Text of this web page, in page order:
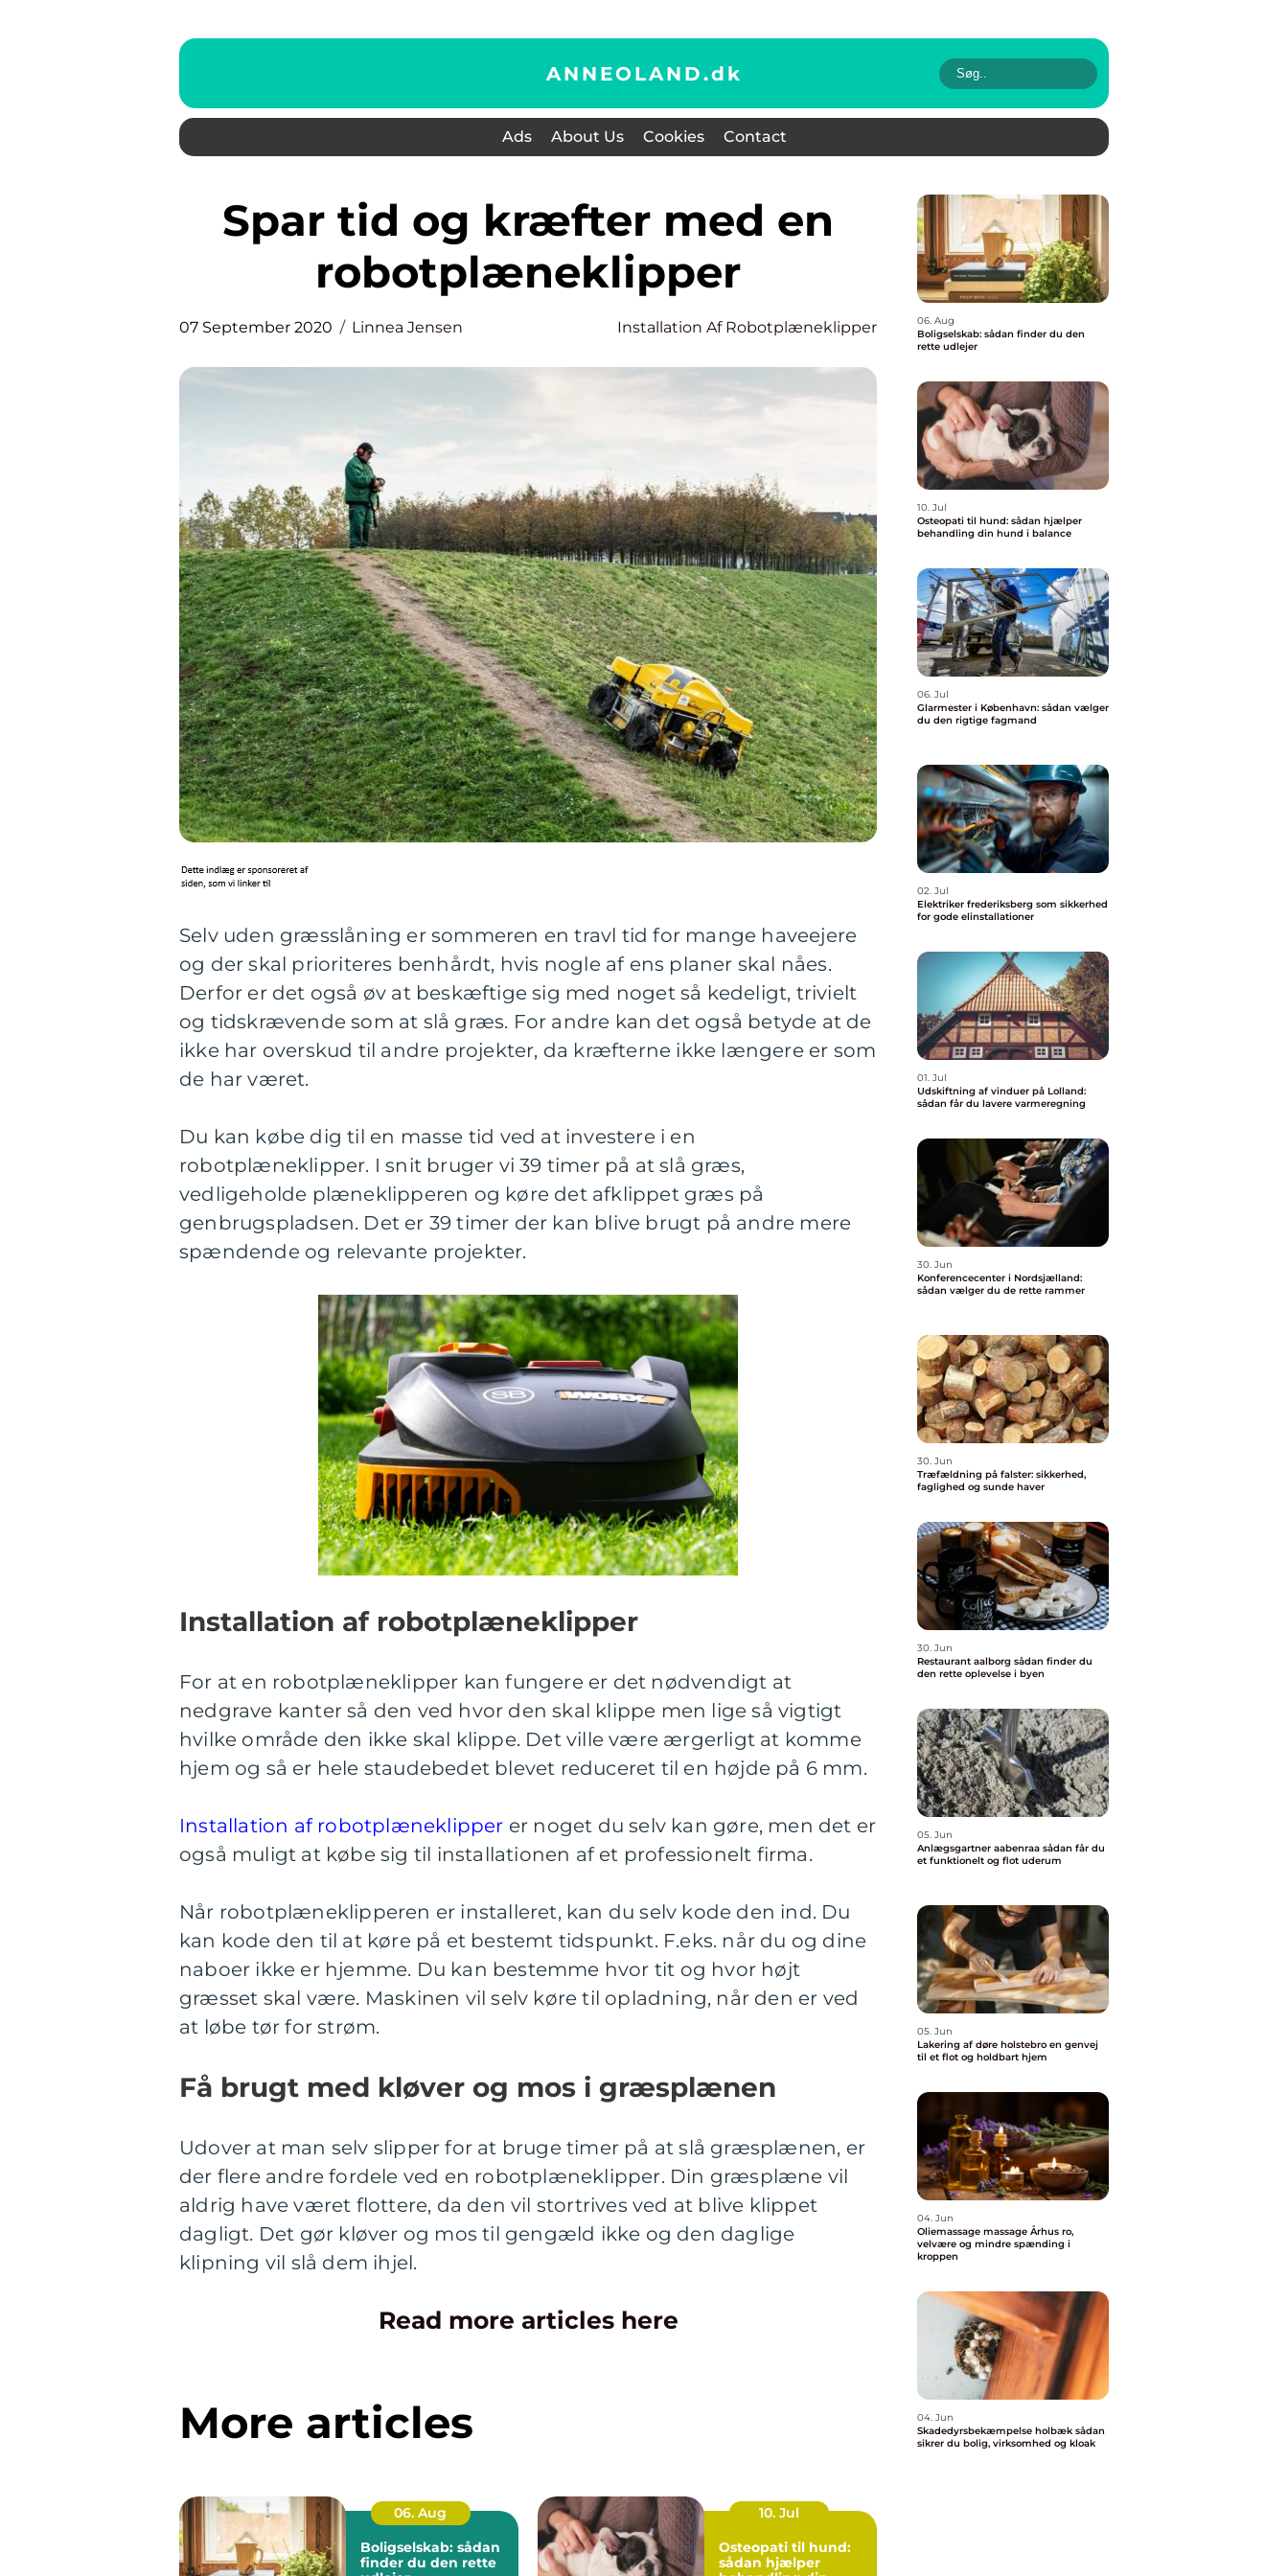
ANNEOLAND.dk
Ads About Us Cookies Contact
Spar tid og kræfter med en
robotplæneklipper
07 September 2020 Linnea Jensen Installation Af Robotplæneklipper
Selv uden græsslåning er sommeren en travl tid for mange haveejere
og der skal prioriteres benhårdt, hvis nogle af ens planer skal nåes.
Derfor er det også øv at beskæftige sig med noget så kedeligt, trivielt
og tidskrævende som at slå græs. For andre kan det også betyde at de
ikke har overskud til andre projekter, da kræfterne ikke længere er som
de har været.
Du kan købe dig til en masse tid ved at investere i en
robotplæneklipper. I snit bruger vi 39 timer på at slå græs,
vedligeholde plæneklipperen og køre det afklippet græs på
genbrugspladsen. Det er 39 timer der kan blive brugt på andre mere
spændende og relevante projekter.
Installation af robotplæneklipper
For at en robotplæneklipper kan fungere er det nødvendigt at
nedgrave kanter så den ved hvor den skal klippe men lige så vigtigt
hvilke område den ikke skal klippe. Det ville være ærgerligt at komme
hjem og så er hele staudebedet blevet reduceret til en højde på 6 mm.
Installation af robotplæneklipper er noget du selv kan gøre, men det er
også muligt at købe sig til installationen af et professionelt firma.
Når robotplæneklipperen er installeret, kan du selv kode den ind. Du
kan kode den til at køre på et bestemt tidspunkt. F.eks. når du og dine
naboer ikke er hjemme. Du kan bestemme hvor tit og hvor højt
græsset skal være. Maskinen vil selv køre til opladning, når den er ved
at løbe tør for strøm.
Få brugt med kløver og mos i græsplænen
Udover at man selv slipper for at bruge timer på at slå græsplænen, er
der flere andre fordele ved en robotplæneklipper. Din græsplæne vil
aldrig have været flottere, da den vil stortrives ved at blive klippet
dagligt. Det gør kløver og mos til gengæld ikke og den daglige
klipning vil slå dem ihjel.
Read more articles here
More articles
06. Aug
Boligselskab: sådan
finder du den rette
10. Jul
Osteopati til hund:
sådan hjælper
06. Aug
Boligselskab: sådan finder du den
rette udlejer
10. Jul
Osteopati til hund: sådan hjælper
behandling din hund i balance
06. Jul
Glarmester i København: sådan vælger
du den rigtige fagmand
02. Jul
Elektriker frederiksberg som sikkerhed
for gode elinstallationer
01. Jul
Udskiftning af vinduer på Lolland:
sådan får du lavere varmeregning
30. Jun
Konferencecenter i Nordsjælland:
sådan vælger du de rette rammer
30. Jun
Træfældning på falster: sikkerhed,
faglighed og sunde haver
30. Jun
Restaurant aalborg sådan finder du
den rette oplevelse i byen
05. Jun
Anlægsgartner aabenraa sådan får du
et funktionelt og flot uderum
05. Jun
Lakering af døre holstebro en genvej
til et flot og holdbart hjem
04. Jun
Oliemassage massage Århus ro,
velvære og mindre spænding i
kroppen
04. Jun
Skadedyrsbekæmpelse holbæk sådan
sikrer du bolig, virksomhed og kloak